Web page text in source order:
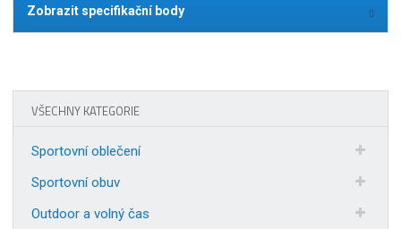
Zobrazit specifikační body
VŠECHNY KATEGORIE
Sportovní oblečení
Sportovní obuv
Outdoor a volný čas